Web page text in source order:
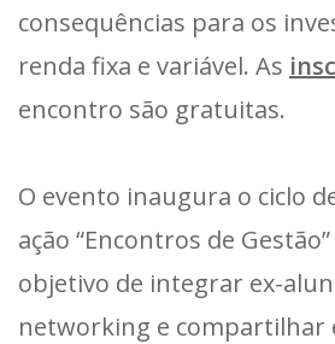
consequências para os
renda fixa e variável. As
encontro são gratuitas.
O evento inaugura o ciclo
ação “Encontros de
objetivo de integrar ex-
networking e compartilhar